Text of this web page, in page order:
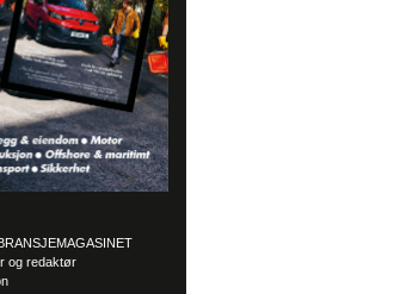
og redaktør